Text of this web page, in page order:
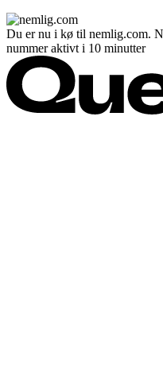
Du er nu i kø til nemlig.com.
nummer aktivt i 10 minutter